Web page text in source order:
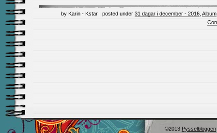
by Karin - Kstar | posted under 31 dagar i december - 2016 Album
©2013 Pysselbloggen